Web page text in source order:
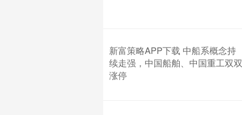
新富策略APP下载 中船系概念持
续走强，中国船舶、中国重工双双
涨停